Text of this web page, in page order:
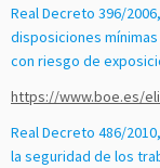
Real Decreto 396/
disposiciones
con riesgo de
https://www.boe.es/
Real Decreto 486/
la seguridad de los